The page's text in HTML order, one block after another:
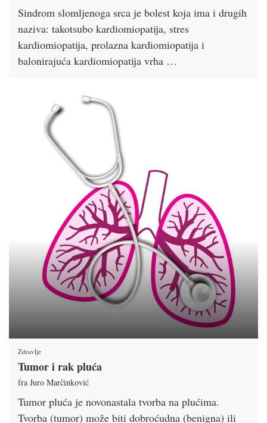
Sindrom slomljenoga srca je bolest koja ima i drugih
naziva: takotsubo kardiomiopatija, stres
kardiomiopatija, prolazna kardiomiopatija i
balonirajuća kardiomiopatija vrha …
Zdravlje
Tumor i rak pluća
fra Juro Marčinković
Tumor pluća je novonastala tvorba na plućima.
Tvorba (tumor) može biti dobroćudna (benigna) ili